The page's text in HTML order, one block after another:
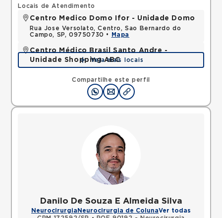
Compartilhe este perfil
Locais de Atendimento
Centro Medico Domo Ifor - Unidade Domo
Rua Jose Versolato, Centro, Sao Bernardo do
Campo, SP, 09750730 •
Mapa
Centro Médico Brasil Santo Andre -
Unidade Shopping ABC
Avenida Pereira Barreto, Vila Gilda, Santo Andre,
SP, 09190210 •
Mapa
Veja mais locais
Danilo De Souza E Almeida Silva
Neurocirurgia Neurocirurgia de ColunaVer todas